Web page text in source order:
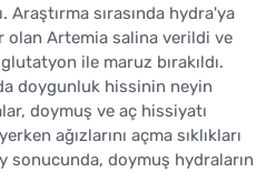
sırasında hydra'ya
olan Artemia salina verildi ve
ile maruz bırakıldı.
doygunluk hissinin neyin
doymuş ve aç hissiyatı
ağızlarını açma sıklıkları
sonucunda, doymuş hydraların